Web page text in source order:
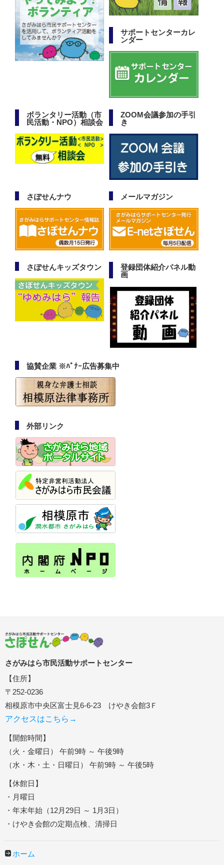
サポートセンターカレ
ンダー
ボランタリー活動（市
民活動・NPO）相談会
ZOOM会議参加の手引
き
さぽせんナウ メールマガジン
さぽせんキッズタウン
登録団体紹介パネル動
画
協賛企業 ※ﾊﾞﾅｰ広告募集中
外部リンク
さがみはら市民活動サポートセンター
【住所】
〒252-0236
相模原市中央区富士見6-6-23 けやき会館3Ｆ
アクセスはこちら→
【開館時間】
（火・金曜日） 午前9時 ～ 午後9時
（水・木・土・日曜日） 午前9時 ～ 午後5時
【休館日】
・月曜日
・年末年始（12月29日 ～ 1月3日）
・けやき会館の定期点検、清掃日
ホーム